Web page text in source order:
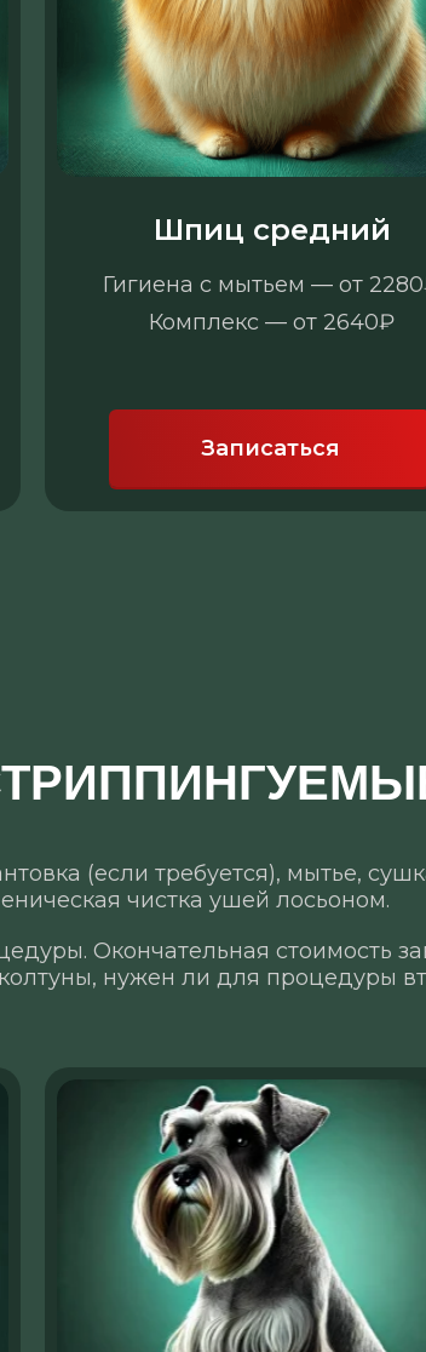
Шпиц средний
Гигиена с мытьем — от
Комплекс — от 2640₽
Записаться
Окончательная стоимость
нужен ли для процедуры
(если требуется), мытье,
чистка ушей лосьоном.